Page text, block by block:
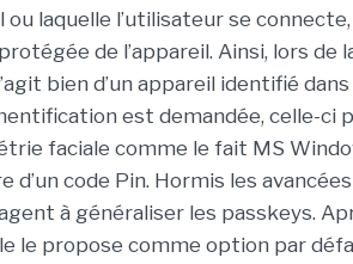
ou laquelle l’utilisateur se
de l’appareil. Ainsi, lors de
bien d’un appareil identifié
est demandée, celle-ci
faciale comme le fait MS
d’un code Pin. Hormis les
à généraliser les passkeys.
le propose comme option par